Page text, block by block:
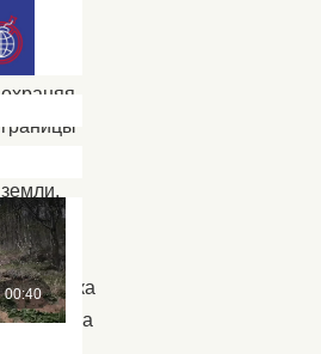
своего
народа,
охраняя
границы
земли.
В
День
защитника
Отечества